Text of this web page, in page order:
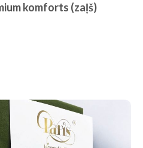
komforts (zaļš)